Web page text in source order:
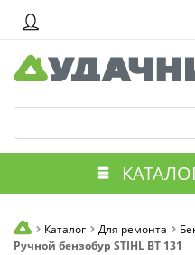
Каталог Для ремонта
Ручной бензобур STIHL BT 131